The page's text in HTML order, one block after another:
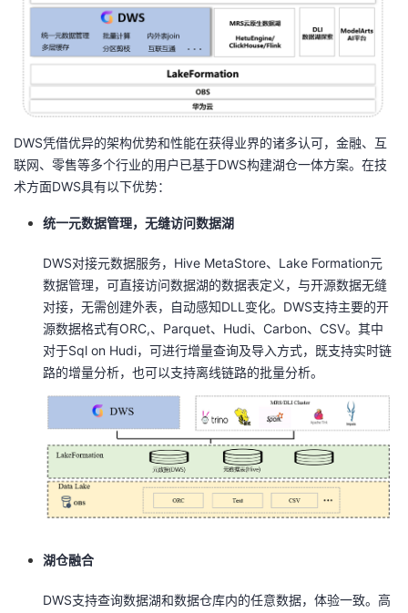
DWS凭借优异的架构优势和性能在获得业界的诸多认可，金融、互
联网、零售等多个行业的用户已基于DWS构建湖仓一体方案。在技
术方面DWS具有以下优势：
统一元数据管理，无缝访问数据湖
DWS对接元数据服务，Hive MetaStore、Lake Formation元
数据管理，可直接访问数据湖的数据表定义，与开源数据无缝
对接，无需创建外表，自动感知DLL变化。DWS支持主要的开
源数据格式有ORC,、Parquet、Hudi、Carbon、CSV。其中
对于Sql on Hudi，可进行增量查询及导入方式，既支持实时链
路的增量分析，也可以支持离线链路的批量分析。
湖仓融合
DWS支持查询数据湖和数据仓库内的任意数据，体验一致。高